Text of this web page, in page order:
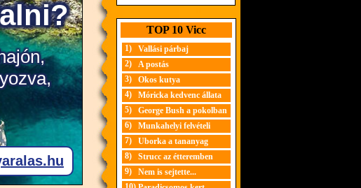
TOP 10 Vicc
1)
Vallási párbaj
2)
A postás
3)
Okos kutya
4)
Móricka kedvenc állata
5)
George Bush a pokolban
6)
Munkahelyi felvételi
7)
Uborka a tananyag
8)
Strucc az étteremben
9)
Nem is sejtette...